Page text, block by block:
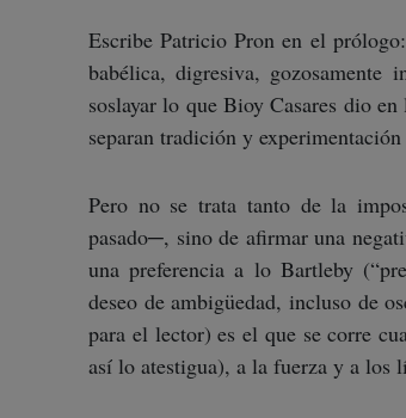
Escribe Patricio Pron en el
babélica, digresiva, gozosamente
soslayar lo que Bioy Casares dio
separan tradición y
Pero no se trata tanto de la
pasado─, sino de afirmar una
una preferencia a lo Bartleby
deseo de ambigüedad, incluso de
para el lector) es el que se corre
así lo atestigua), a la fuerza y a los